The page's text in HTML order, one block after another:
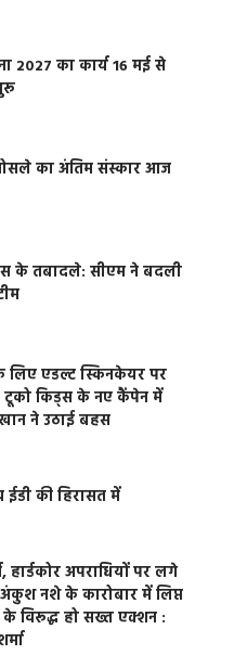
2027 का कार्य 16 मई से
का अंतिम संस्कार आज
के तबादले: सीएम ने बदली
लिए एडल्ट स्किनकेयर पर
किड्स के नए कैंपेन में
ने उठाई बहस
की हिरासत में
हार्डकोर अपराधियों पर लगे
अंकुश नशे के कारोबार में लिप्त
के विरूद्ध हो सख्त एक्शन :